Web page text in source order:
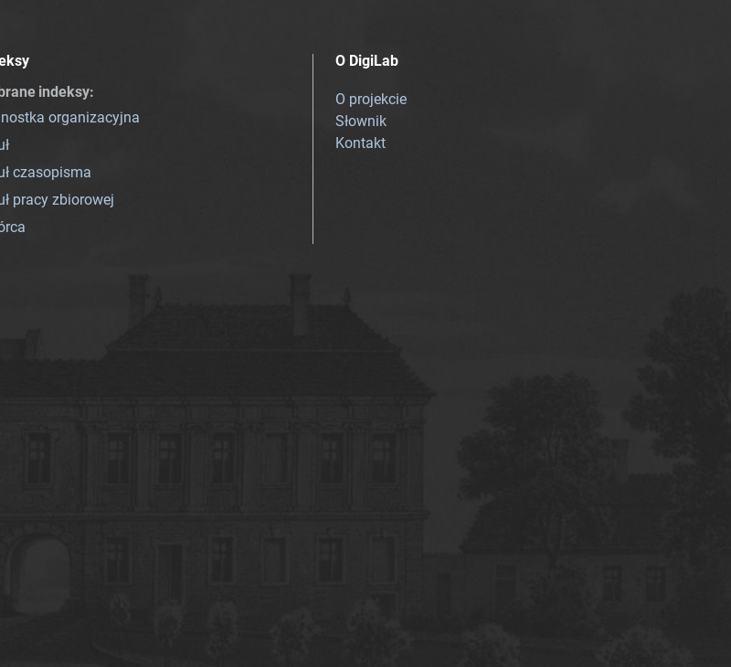
indeksy:
organizacyjna
czasopisma
pracy zbiorowej
O DigiLab
O projekcie
Słownik
Kontakt